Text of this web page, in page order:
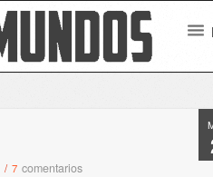
/7comentarios